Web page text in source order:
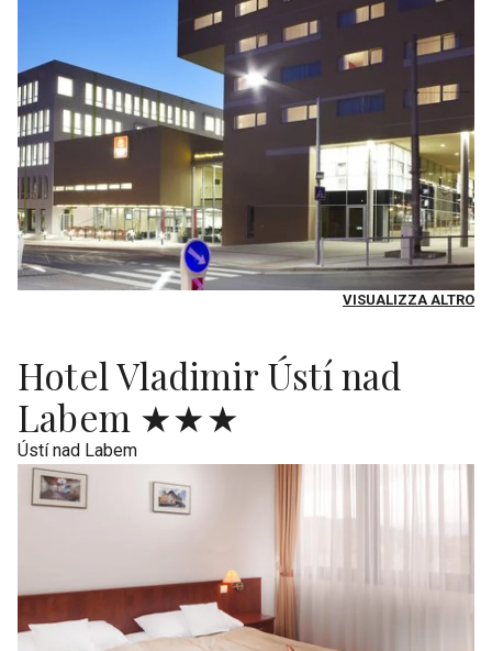
VISUALIZZA ALTRO
Hotel Vladimir Ústí nad
Labem ★★★
Ústí nad Labem